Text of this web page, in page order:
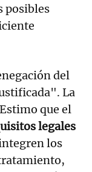
posibles
del
La
que el
legales
los